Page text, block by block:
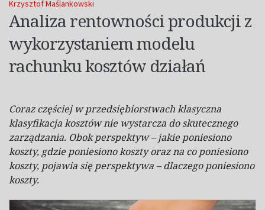
Krzysztof Maślankowski
Analiza rentowności produkcji z
wykorzystaniem modelu
rachunku kosztów działań
Coraz częściej w przedsiębiorstwach klasyczna
klasyfikacja kosztów nie wystarcza do skutecznego
zarządzania. Obok perspektyw – jakie poniesiono
koszty, gdzie poniesiono koszty oraz na co poniesiono
koszty, pojawia się perspektywa – dlaczego poniesiono
koszty.